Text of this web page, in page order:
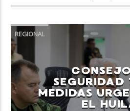
REGIONAL
SEGURIDAD
MEDIDAS
EL